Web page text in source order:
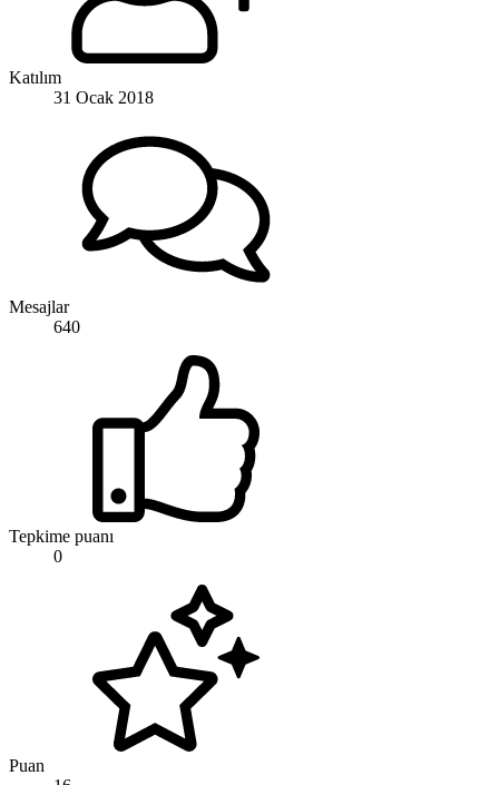
Katılım
31 Ocak 2018
Mesajlar
640
Tepkime puanı
0
Puan